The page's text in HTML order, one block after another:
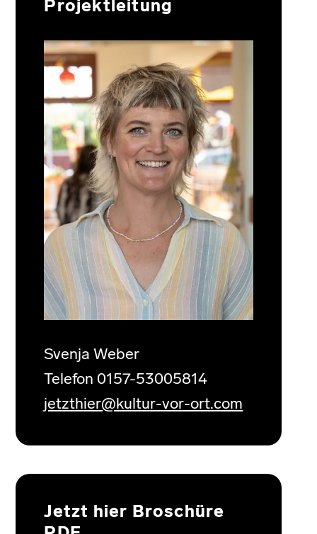
Projektleitung
Svenja Weber
Telefon 0157-53005814
jetzthier@kultur-vor-ort.com
Jetzt hier Broschüre